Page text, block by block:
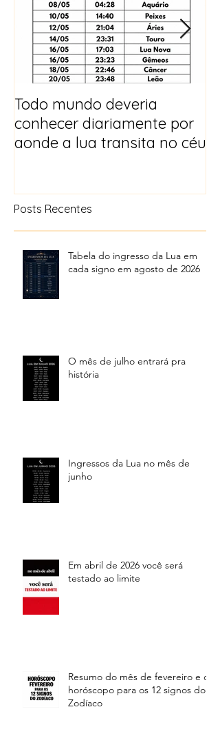
Todo mundo deveria
conhecer diariamente por
aonde a lua transita no céu
Posts Recentes
Tabela do ingresso da Lua em
cada signo em agosto de 2026
O mês de julho entrará pra
história
Ingressos da Lua no mês de
junho
Em abril de 2026 você será
testado ao limite
Resumo do mês de fevereiro e o
horóscopo para os 12 signos do
Zodíaco